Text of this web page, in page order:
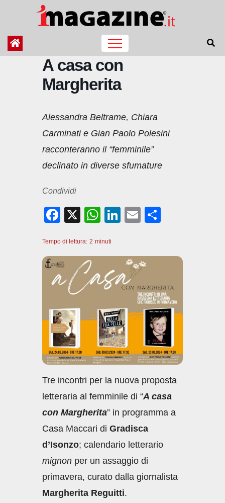
contenuto
A casa con
Margherita
Alessandra Beltrame, Chiara
Carminati e Gian Paolo Polesini
racconteranno il “femminile”
declinato in diverse sfumature
Condividi
F
c
e
b
o
o
k
X
W
at
A
p
p
Li
e
dI
n
E
di
Tempo di lettura: 2 minuti
Tre incontri per la nuova proposta
letteraria al femminile di “A casa
con Margherita” in programma a
Casa Maccari di Gradisca
d’Isonzo; calendario letterario
mignon per un assaggio di
primavera, curato dalla giornalista
Margherita Reguitti.